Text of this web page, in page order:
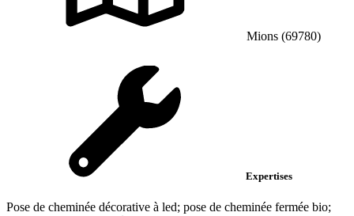
Mions (69780)
Expertises
Pose de cheminée décorative à led; pose de cheminée fermée bio;